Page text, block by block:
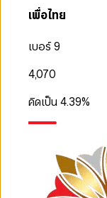
เพื่อไทย
เบอร์ 9
4,070
คิดเป็น4.39%